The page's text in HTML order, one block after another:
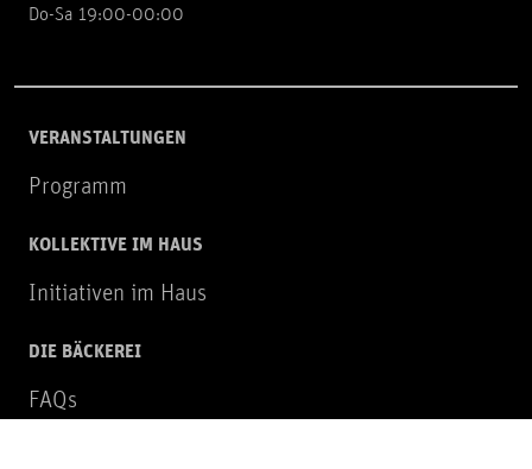
Do-Sa 19:00-00:00
VERANSTALTUNGEN
Programm
KOLLEKTIVE IM HAUS
Initiativen im Haus
DIE BÄCKEREI
FAQs